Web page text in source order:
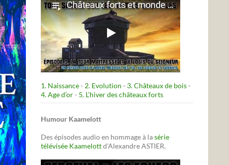
1. Naissance- 2. Evolution - 3. Châteaux de bois-
4. Age d’or- 5. L’hiver des châteaux forts
Humour Kaamelott
Des épisodes audio en hommage à lasérie
télévisée Kaamelottd'Alexandre ASTIER.